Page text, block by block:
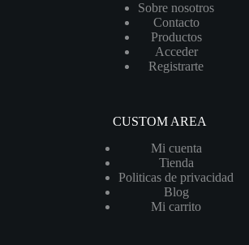
Sobre nosotros
Contacto
Productos
Acceder
Registrarte
CUSTOM AREA
Mi cuenta
Tienda
Politicas de privacidad
Blog
Mi carrito